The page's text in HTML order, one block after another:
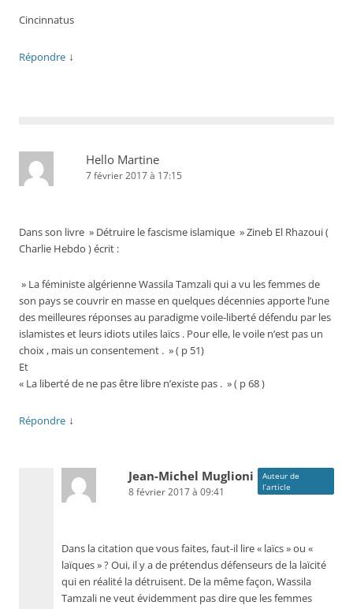
Cincinnatus
Répondre ↓
Hello Martine
7 février 2017 à 17:15
Dans son livre » Détruire le fascisme islamique » Zineb El Rhazoui (
Charlie Hebdo ) écrit :
» La féministe algérienne Wassila Tamzali qui a vu les femmes de
son pays se couvrir en masse en quelques décennies apporte l’une
des meilleures réponses au paradigme voile-liberté défendu par les
islamistes et leurs idiots utiles laïcs . Pour elle, le voile n’est pas un
choix , mais un consentement . » ( p 51)
Et
« La liberté de ne pas être libre n’existe pas . » ( p 68 )
Répondre ↓
Jean-Michel Muglioni
Auteur de
l’article
8 février 2017 à 09:41
Dans la citation que vous faites, faut-il lire « laïcs » ou «
laïques » ? Oui, il y a de prétendus défenseurs de la laïcité
qui en réalité la détruisent. De la même façon, Wassila
Tamzali ne veut évidemment pas dire que les femmes